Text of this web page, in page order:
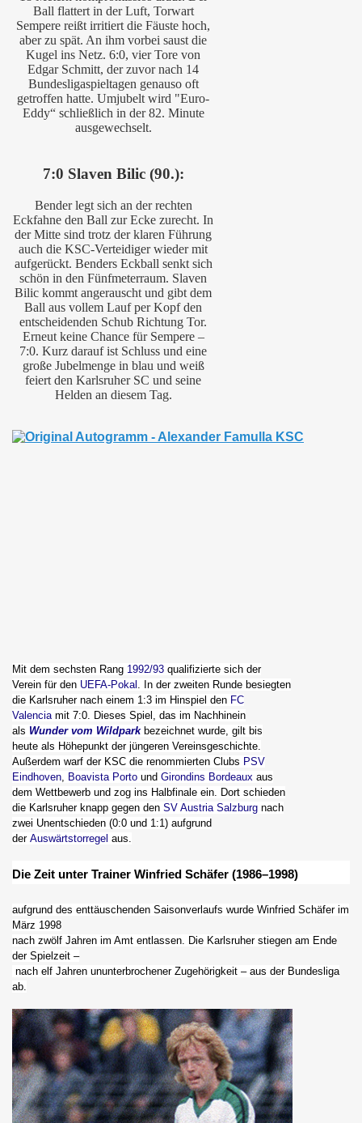
Ball flattert in der Luft, Torwart
Sempere reißt irritiert die Fäuste hoch,
aber zu spät. An ihm vorbei saust die
Kugel ins Netz. 6:0, vier Tore von
Edgar Schmitt, der zuvor nach 14
Bundesligaspieltagen genauso oft
getroffen hatte. Umjubelt wird "Euro-
Eddy“ schließlich in der 82. Minute
ausgewechselt.
7:0 Slaven Bilic (90.):
Bender legt sich an der rechten
Eckfahne den Ball zur Ecke zurecht. In
der Mitte sind trotz der klaren Führung
auch die KSC-Verteidiger wieder mit
aufgerückt. Benders Eckball senkt sich
schön in den Fünfmeterraum. Slaven
Bilic kommt angerauscht und gibt dem
Ball aus vollem Lauf per Kopf den
entscheidenden Schub Richtung Tor.
Erneut keine Chance für Sempere –
7:0. Kurz darauf ist Schluss und eine
große Jubelmenge in blau und weiß
feiert den Karlsruher SC und seine
Helden an diesem Tag.
Mit dem sechsten Rang 1992/93 qualifizierte sich der
Verein für den UEFA-Pokal
. In der zweiten Runde besiegten
die Karlsruher nach einem 1:3 im Hinspiel den FC
Valencia mit 7:0. Dieses Spiel, das im Nachhinein
als Wunder vom Wildpark bezeichnet wurde, gilt bis
heute als Höhepunkt der jüngeren Vereinsgeschichte.
Außerdem warf der KSC die renommierten Clubs PSV
Eindhoven
Boavista Porto und Girondins Bordeaux aus
dem Wettbewerb und zog ins Halbfinale ein. Dort schieden
die Karlsruher knapp gegen den SV Austria Salzburg nach
zwei Unentschieden (0:0 und 1:1) aufgrund
der Auswärtstorregel aus.
Die Zeit unter Trainer Winfried Schäfer (1986–1998)
aufgrund des enttäuschenden Saisonverlaufs wurde Winfried Schäfer im
März 1998
nach zwölf Jahren im Amt entlassen. Die Karlsruher stiegen am Ende
der Spielzeit –
nach elf Jahren ununterbrochener Zugehörigkeit – aus der Bundesliga
ab.